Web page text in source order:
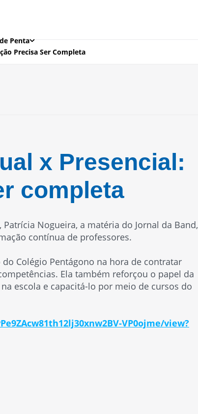
Penta
Precisa Ser Completa
x Presencial:
completa
Nogueira, a matéria do Jornal da Band,
contínua de professores.
Colégio Pentágono na hora de contratar
Ela também reforçou o papel da
escola e capacitá-lo por meio de cursos do
VP0ojme/view?